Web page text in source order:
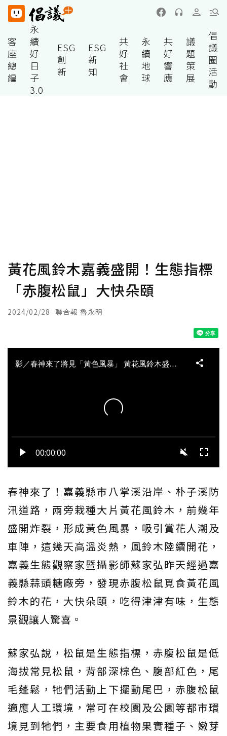
客
座
總
編
永
續
好
日
子
3.0
ESG
創
新
ESG
新
知
共
好
社
會
永
續
地
球
共
好
響
應
議
題
策
展
倡
議
圈
活
動
黃花風鈴木嘉義盛開！生態指標
「赤腹松鼠」大快朵頤
2024/02/28 聯合報 魯永明
春神來了！ 嘉義縣市八掌溪沿岸、朴子溪防
汛道路，兩旁栽種大片黃花風鈴木，前幾年
盛開炸裂，形成黃色風暴，吸引賞花人潮及
車陣，這幾天高溫炎熱，風鈴木陸續開花，
嘉義生態觀察家暨攝影師蘇家弘昨天經過嘉
義縣蒜頭糖廠旁，發現赤腹松鼠覓食黃花風
鈴木的花，大快朵頤，吃得津津有味，生態
景觀讓人驚喜。
蘇家弘說，松鼠是生態指標，赤腹松鼠是低
海拔常見松鼠，背部深棕色、腹部紅色，尾
毛蓬鬆，牠們活動上下擺動尾巴，赤腹松鼠
適應人工環境，常可在校園及公園等都市環
境見到牠們，主要食用植物果實種子、嫩芽